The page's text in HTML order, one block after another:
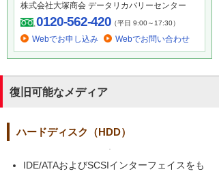
株式会社大塚商会 データリカバリーセンター
0120-562-420（平日 9:00～17:30）
Webでお申し込み Webでお問い合わせ
復旧可能なメディア
ハードディスク（HDD）
IDE/ATAおよびSCSIインターフェイスをも